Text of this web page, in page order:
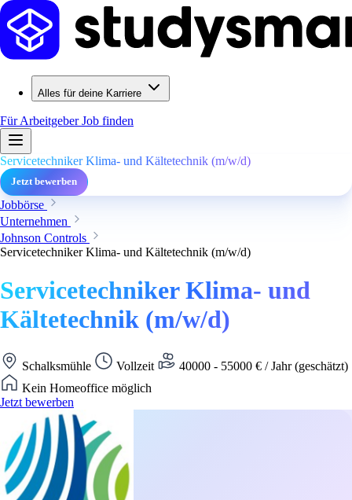
Alles für deine Karriere
Für ArbeitgeberJob finden
Servicetechniker Klima- und Kältetechnik (m/w/d)
Jetzt bewerben
Jobbörse
Unternehmen
Johnson Controls
Servicetechniker Klima- und Kältetechnik (m/w/d)
Servicetechniker Klima- und
Kältetechnik (m/w/d)
Schalksmühle Vollzeit
40000 - 55000 € / Jahr (geschätzt)
Kein Homeoffice möglich
Jetzt bewerben